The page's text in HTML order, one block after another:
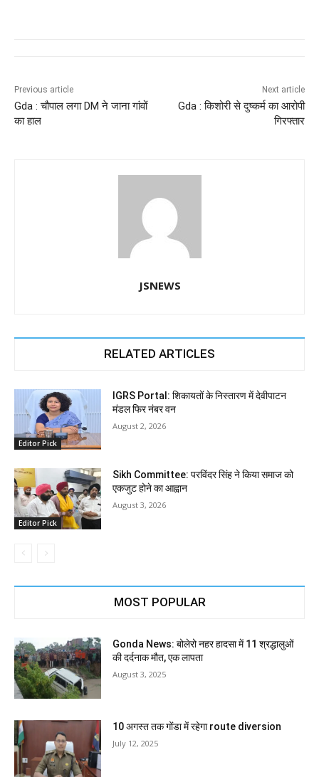
o
o
p
p
n
m
Previous article
Gda : चौपाल लगा DM ने जाना गांवों
का हाल
Next article
Gda : किशोरी से दुष्कर्म का आरोपी
गिरफ्तार
JSNEWS
RELATED ARTICLES
Editor Pick
IGRS Portal: शिकायतों के निस्तारण में देवीपाटन
मंडल फिर नंबर वन
August 2, 2026
Editor Pick
Sikh Committee: परविंदर सिंह ने किया समाज को
एकजुट होने का आह्वान
August 3, 2026
MOST POPULAR
Gonda News: बोलेरो नहर हादसा में 11 श्रद्धालुओं
की दर्दनाक मौत, एक लापता
August 3, 2025
10 अगस्त तक गोंडा में रहेगा route diversion
July 12, 2025